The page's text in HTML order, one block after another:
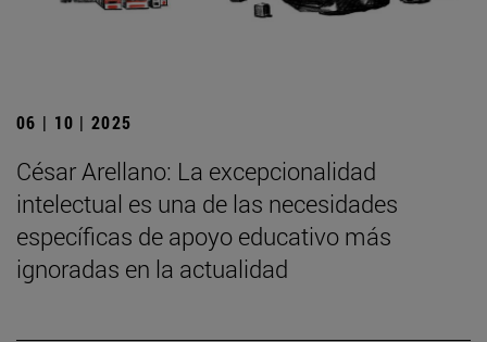
06 | 10 | 2025
César Arellano: La excepcionalidad
intelectual es una de las necesidades
específicas de apoyo educativo más
ignoradas en la actualidad